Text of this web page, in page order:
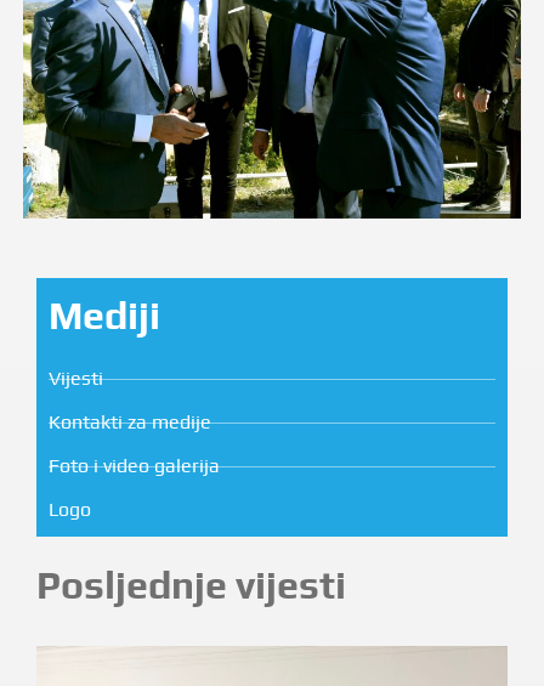
Mediji
Vijesti
Kontakti za medije
Foto i video galerija
Logo
Posljednje vijesti